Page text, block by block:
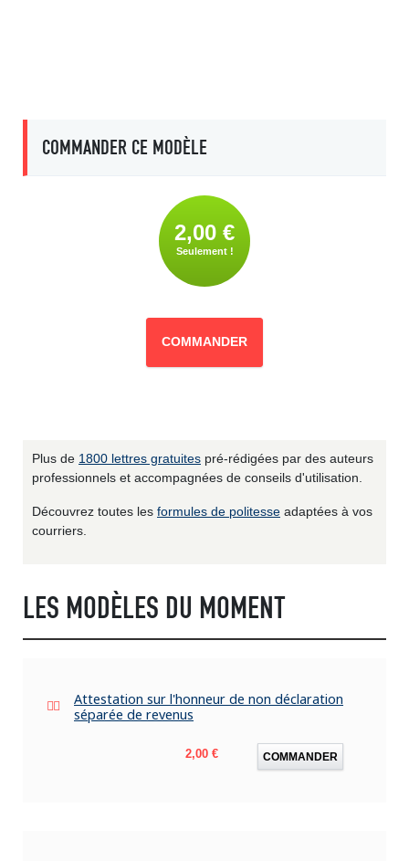
COMMANDER CE MODÈLE
2,00 €
Seulement !
COMMANDER
Plus de 1800 lettres gratuites pré-rédigées par des auteurs
professionnels et accompagnées de conseils d'utilisation.
Découvrez toutes les formules de politesse adaptées à vos
courriers.
LES MODÈLES DU MOMENT
Attestation sur l'honneur de non déclaration
séparée de revenus
Prix
2,00 € COMMANDER